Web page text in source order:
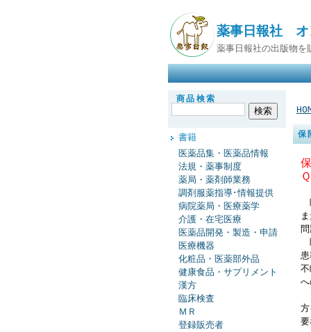
薬事日報社 オ
薬事日報社の出版物を
商品検索
書籍
医薬品集・医薬品情報
法規・薬事制度
薬局・薬剤師業務
調剤服薬指導･情報提供
病院薬局・医療薬学
介護・在宅医療
医薬品開発・製造・申請
医療機器
化粧品・医薬部外品
健康食品・サプリメント
漢方
臨床検査
ＭＲ
登録販売者
保
要